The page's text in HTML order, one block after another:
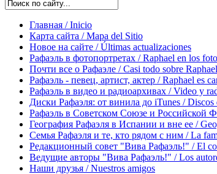
Главная / Inicio
Карта сайта / Mapa del Sitio
Новое на сайте / Últimas actualizaciones
Рафаэль в фотопортретах / Raphael en los
Почти все о Рафаэле / Casi todo sobre Raphael
Рафаэль - певец, артист, актер / Raphael es
Рафаэль в видео и радиоархивах / Video y
Диски Рафаэля: от винила до iTunes / Discos
Рафаэль в Советском Союзе и Российской
География Рафаэля в Испании и вне ее /
Семья Рафаэля и те, кто рядом с ним / La
Редакционный совет "Вива Рафаэль!" / El
Ведущие авторы "Вива Рафаэль!" / Los
Наши друзья / Nuestros amigos